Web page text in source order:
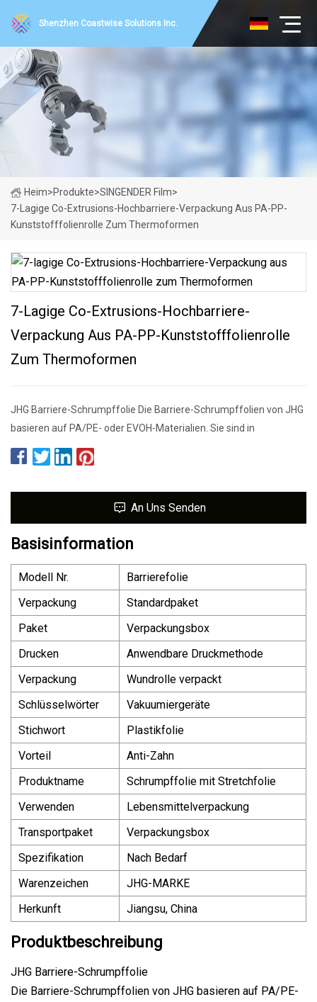
Shenzhen Coastwise Solutions Inc.
Heim>Produkte>SINGENDER Film>
7-Lagige Co-Extrusions-Hochbarriere-Verpackung Aus PA-PP-
Kunststofffolienrolle Zum Thermoformen
7-Lagige Co-Extrusions-Hochbarriere-
Verpackung Aus PA-PP-Kunststofffolienrolle
Zum Thermoformen
JHG Barriere-Schrumpffolie Die Barriere-Schrumpffolien von JHG
basieren auf PA/PE- oder EVOH-Materialien. Sie sind in
An Uns Senden
Basisinformation
Modell Nr.
Barrierefolie
Verpackung
Standardpaket
Paket
Verpackungsbox
Drucken
Anwendbare Druckmethode
Verpackung
Wundrolle verpackt
Schlüsselwörter
Vakuumiergeräte
Stichwort
Plastikfolie
Vorteil
Anti-Zahn
Produktname
Schrumpffolie mit Stretchfolie
Verwenden
Lebensmittelverpackung
Transportpaket
Verpackungsbox
Spezifikation
Nach Bedarf
Warenzeichen
JHG-MARKE
Herkunft
Jiangsu, China
Produktbeschreibung
JHG Barriere-Schrumpffolie
Die Barriere-Schrumpffolien von JHG basieren auf PA/PE-